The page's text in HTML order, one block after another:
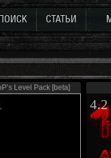
ПОИСК СТАТЬИ
3) Level Pack [beta]
4.2